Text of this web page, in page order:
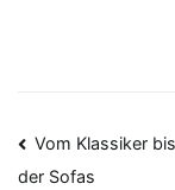
Vom Klassiker
der Sofas